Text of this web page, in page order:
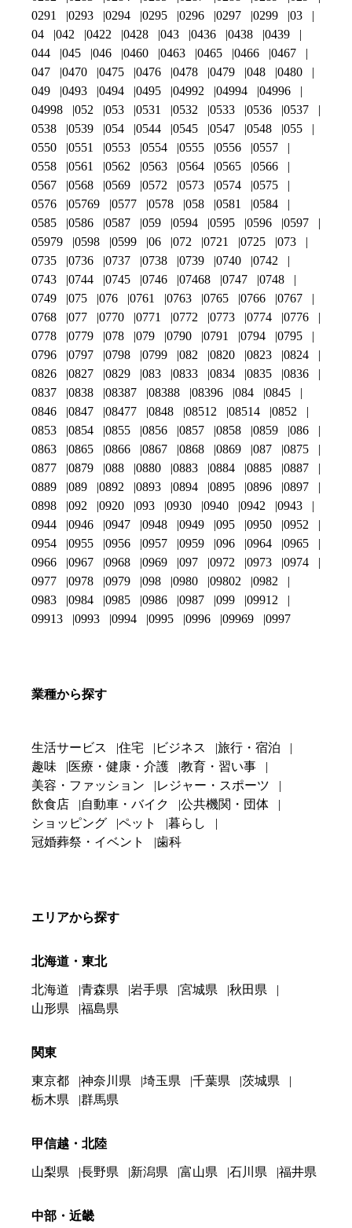
0291
0293 0294 0295 0296 0297 0299
03
04
042 0422 0428 043 0436 0438
0439
044
045 046 0460 0463 0465 0466
0467
047
0470 0475 0476 0478 0479 048
0480
049
0493 0494 0495 04992 04994
04996
04998
052 053 0531 0532 0533 0536
0537
0538
0539 054 0544 0545 0547 0548
055
0550
0551 0553 0554 0555 0556
0557
0558
0561 0562 0563 0564 0565
0566
0567
0568 0569 0572 0573 0574
0575
0576
05769 0577 0578 058 0581
0584
0585
0586 0587 059 0594 0595 0596
0597
05979
0598 0599 06 072 0721 0725
073
0735
0736 0737 0738 0739 0740
0742
0743
0744 0745 0746 07468 0747
0748
0749
075 076 0761 0763 0765 0766
0767
0768
077 0770 0771 0772 0773 0774
0776
0778
0779 078 079 0790 0791 0794
0795
0796
0797 0798 0799 082 0820 0823
0824
0826
0827 0829 083 0833 0834 0835
0836
0837
0838 08387 08388 08396 084
0845
0846
0847 08477 0848 08512 08514
0852
0853
0854 0855 0856 0857 0858 0859
086
0863
0865 0866 0867 0868 0869 087
0875
0877
0879 088 0880 0883 0884 0885
0887
0889
089 0892 0893 0894 0895 0896
0897
0898
092 0920 093 0930 0940 0942
0943
0944
0946 0947 0948 0949 095 0950
0952
0954
0955 0956 0957 0959 096 0964
0965
0966
0967 0968 0969 097 0972 0973
0974
0977
0978 0979 098 0980 09802
0982
0983
0984 0985 0986 0987 099
09912
09913
0993 0994 0995 0996 09969 0997
業種から探す
生活サービス 住宅 ビジネス
旅行・宿泊
趣味
医療・健康・介護
教育・習い事
美容・ファッション
レジャー・スポーツ
飲食店
自動車・バイク
公共機関・団体
ショッピング
ペット
暮らし
冠婚葬祭・イベント
歯科
エリアから探す
北海道・東北
北海道 青森県 岩手県 宮城県
秋田県
山形県
福島県
関東
東京都 神奈川県 埼玉県 千葉県
茨城県
栃木県
群馬県
甲信越・北陸
山梨県 長野県 新潟県 富山県 石川県 福井県
中部・近畿